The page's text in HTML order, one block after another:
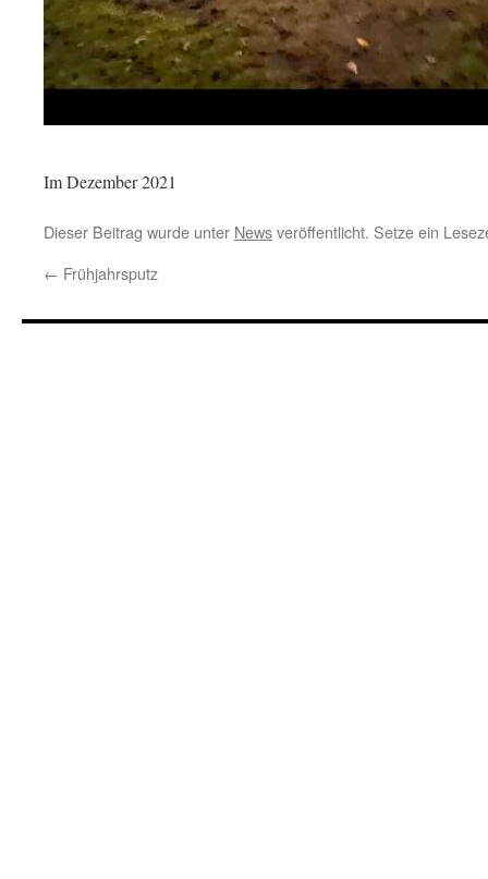
Im Dezember 2021
Dieser Beitrag wurde unter Newsveröffentlicht. Setze ein
← Frühjahrsputz